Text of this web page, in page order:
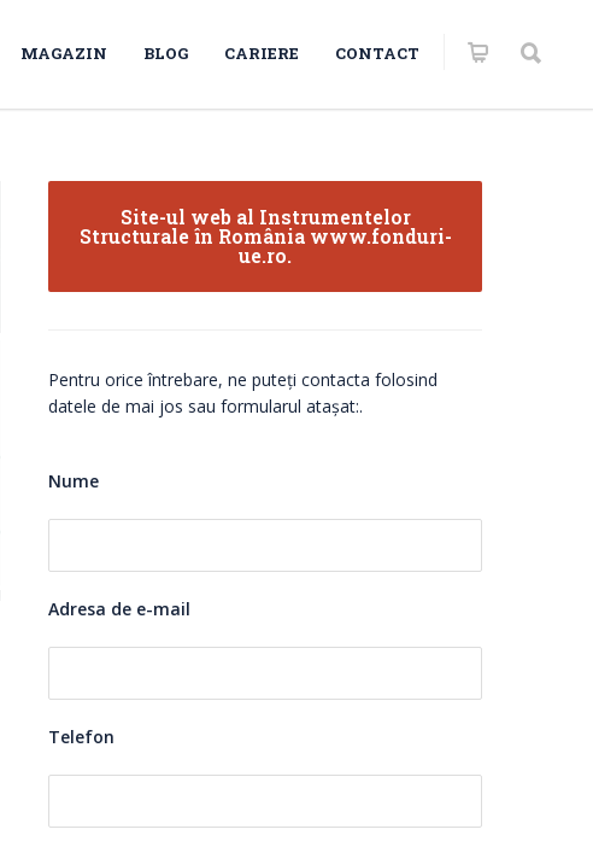
MAGAZIN BLOG CARIERE CONTACT
Site-ul web al Instrumentelor
Structurale în România www.fonduri-
ue.ro.
Pentru orice întrebare, ne puteți contacta folosind
datele de mai jos sau formularul atașat:.
Nume
Adresa de e-mail
Telefon